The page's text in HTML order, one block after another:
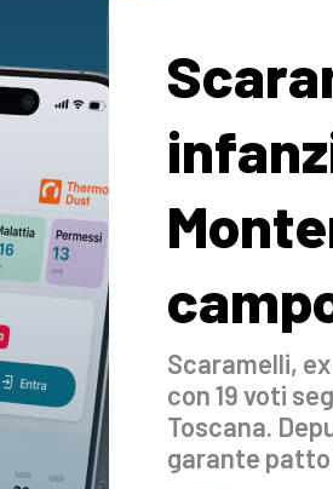
Scaramelli,
con 19 voti
Toscana.
garante patto